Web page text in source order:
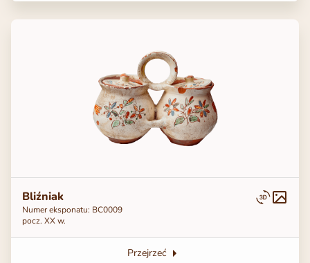
Bliźniak
Numer eksponatu: BC0009
pocz. ХХ w.
Przejrzeć